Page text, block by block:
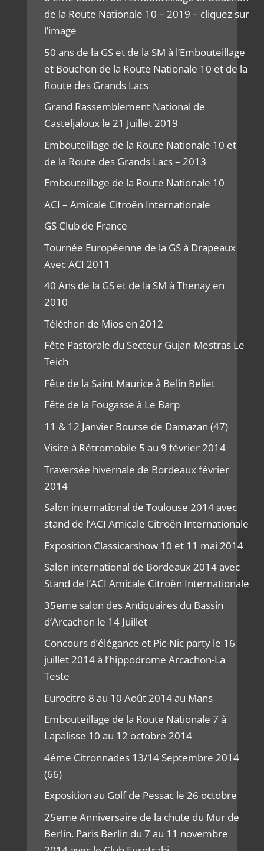
de la Route Nationale 10 – 2019 – cliquez sur
l’image
50 ans de la GS et de la SM à l’Embouteillage
et Bouchon de la Route Nationale 10 et de la
Route des Grands Lacs
Grand Rassemblement National de
Casteljaloux le 21 Juillet 2019
Embouteillage de la Route Nationale 10 et
de la Route des Grands Lacs – 2013
Embouteillage de la Route Nationale 10
ACI – Amicale Citroën Internationale
GS Club de France
Tournée Européenne de la GS à Drapeaux
Avec ACI 2011
40 Ans de la GS et de la SM à Thenay en
2010
Téléthon de Mios en 2012
Fête Pastorale du Secteur Gujan-Mestras Le
Teich
Fête de la Saint Maurice à Belin Beliet
Fête de la Fougasse à Le Barp
11 & 12 Janvier Bourse de Damazan (47)
Visite à Rétromobile 5 au 9 février 2014
Traversée hivernale de Bordeaux février
2014
Salon international de Toulouse 2014 avec
stand de l’ACI Amicale Citroën Internationale
Exposition Classicarshow 10 et 11 mai 2014
Salon international de Bordeaux 2014 avec
Stand de l’ACI Amicale Citroën Internationale
35eme salon des Antiquaires du Bassin
d’Arcachon le 14 Juillet
Concours d’élégance et Pic-Nic party le 16
juillet 2014 à l’hippodrome Arcachon-La
Teste
Eurocitro 8 au 10 Août 2014 au Mans
Embouteillage de la Route Nationale 7 à
Lapalisse 10 au 12 octobre 2014
4éme Citronnades 13/14 Septembre 2014
(66)
Exposition au Golf de Pessac le 26 octobre
25eme Anniversaire de la chute du Mur de
Berlin. Paris Berlin du 7 au 11 novembre